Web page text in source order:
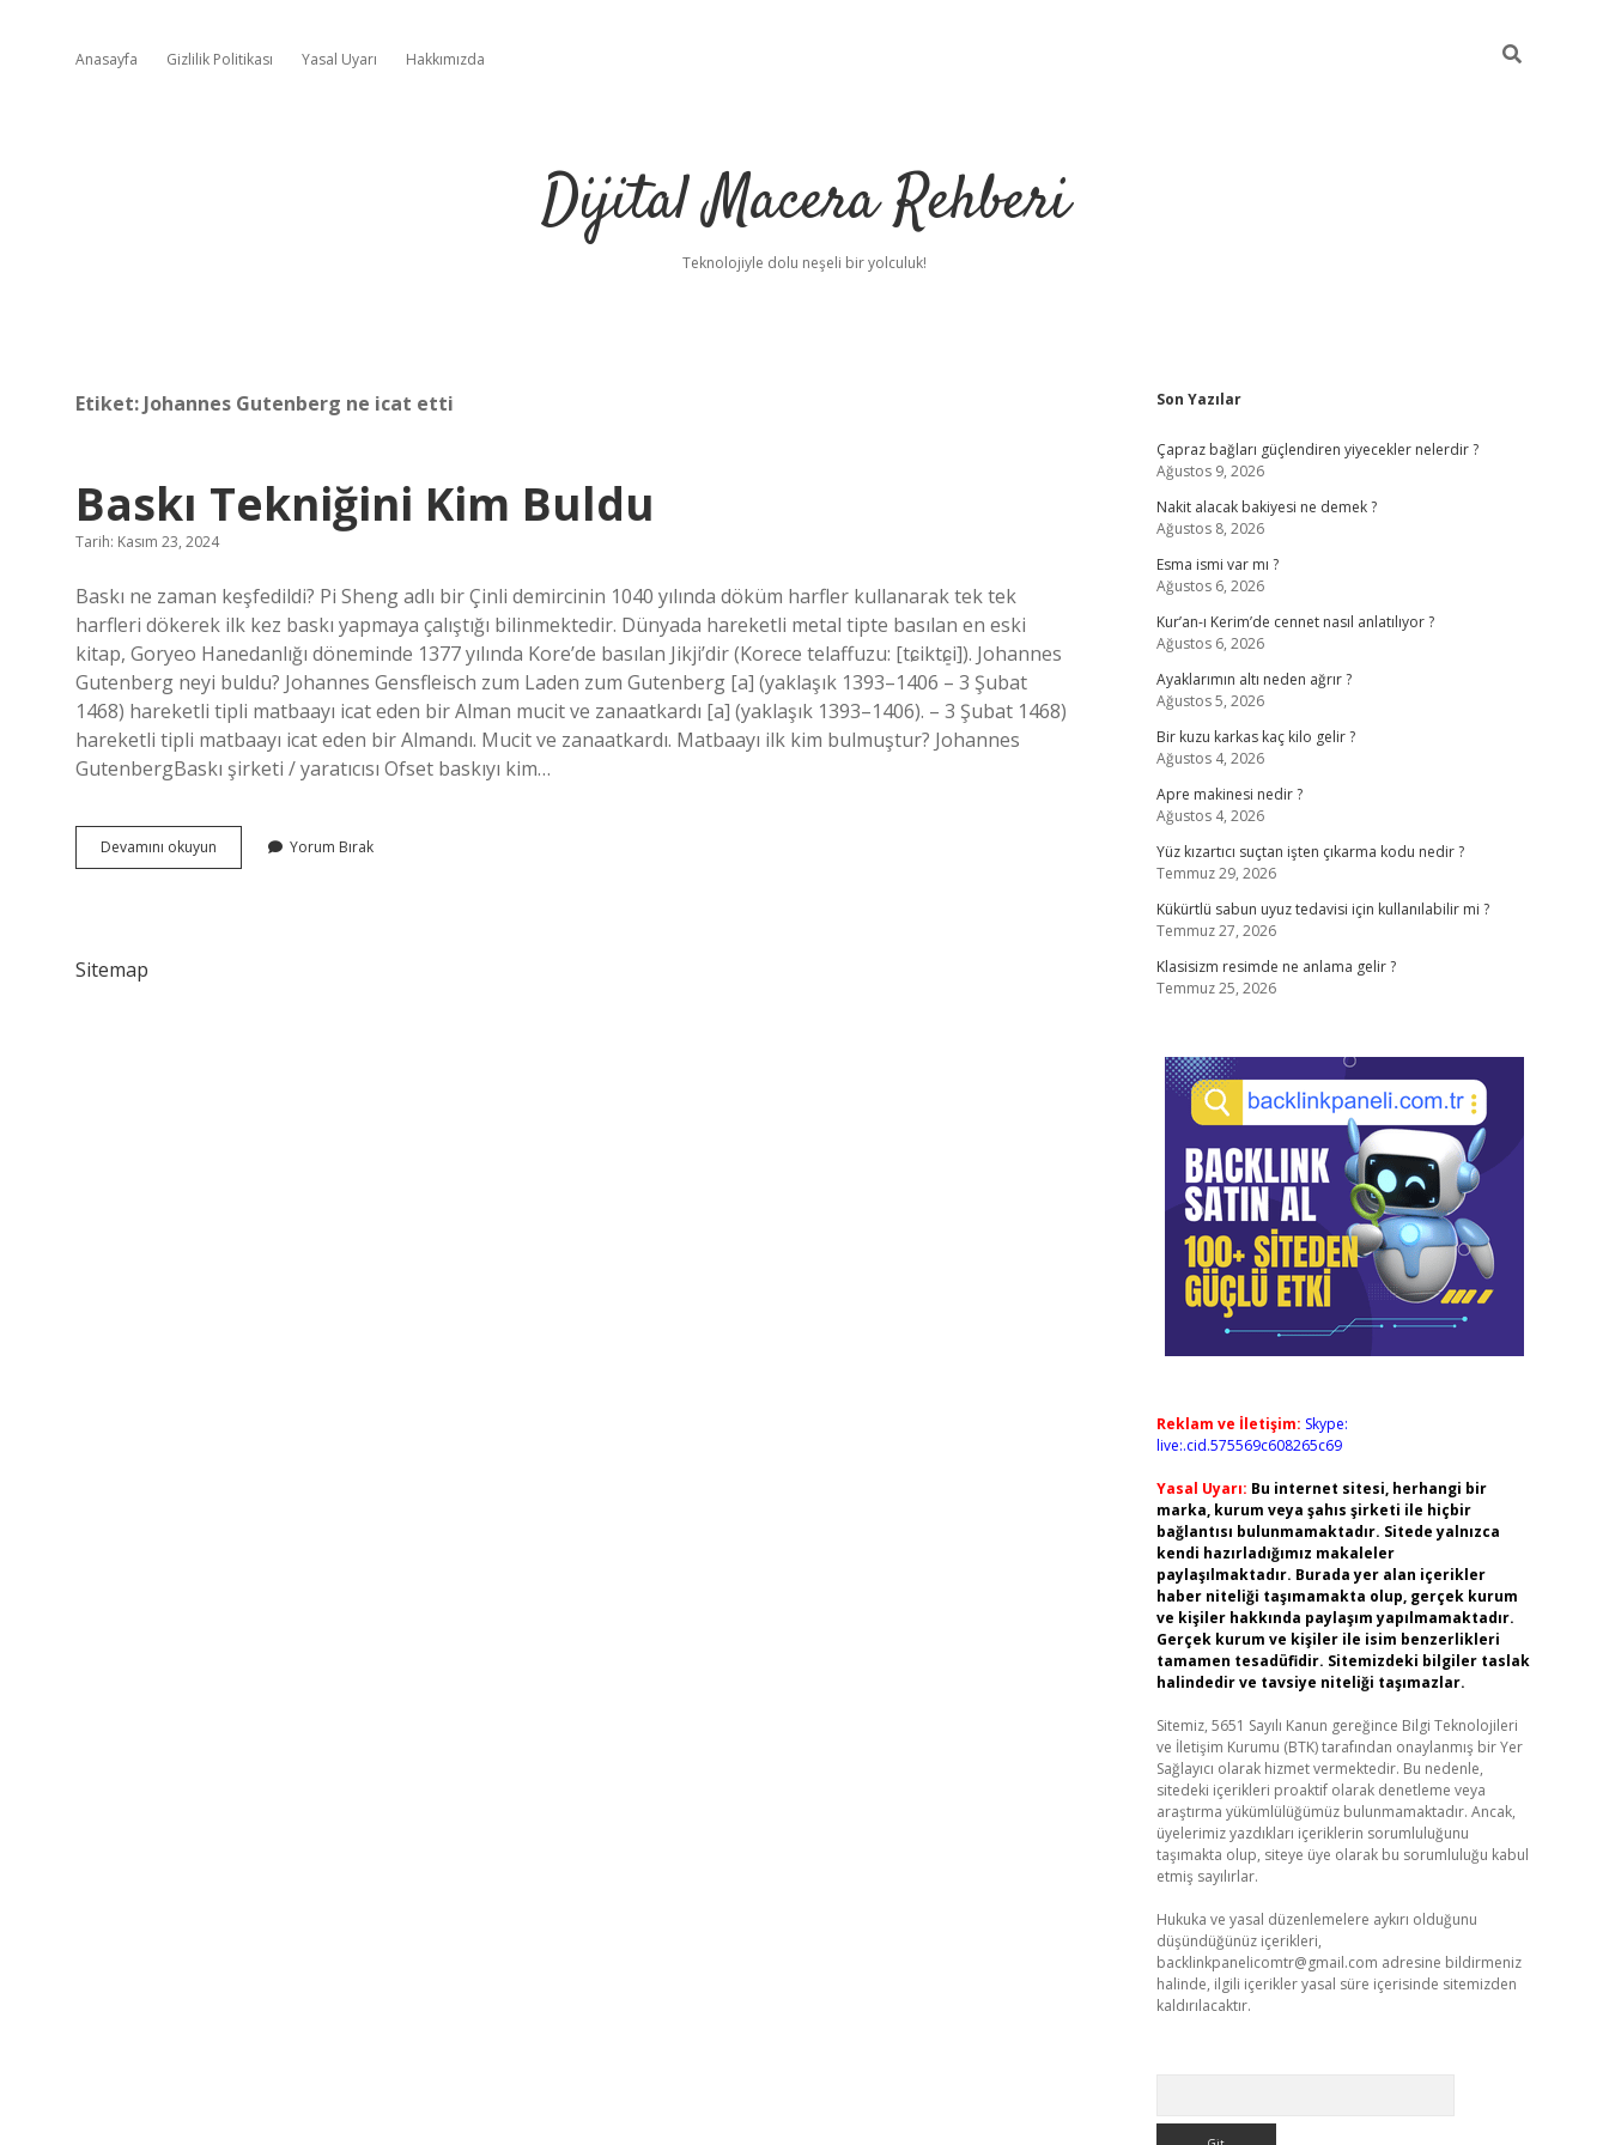
Anasayfa Gizlilik Politikası Yasal Uyarı Hakkımızda
Dijital Macera Rehberi
Teknolojiyle dolu neşeli bir yolculuk!
Etiket: Johannes Gutenberg ne icat etti
Baskı Tekniğini Kim Buldu
Tarih: Kasım 23, 2024
Baskı ne zaman keşfedildi? Pi Sheng adlı bir Çinli demircinin 1040 yılında döküm harfler kullanarak tek tek
harfleri dökerek ilk kez baskı yapmaya çalıştığı bilinmektedir. Dünyada hareketli metal tipte basılan en eski
kitap, Goryeo Hanedanlığı döneminde 1377 yılında Kore’de basılan Jikji’dir (Korece telaffuzu: [tɕiktɕ͈i]). Johannes
Gutenberg neyi buldu? Johannes Gensfleisch zum Laden zum Gutenberg [a] (yaklaşık 1393–1406 – 3 Şubat
1468) hareketli tipli matbaayı icat eden bir Alman mucit ve zanaatkardı [a] (yaklaşık 1393–1406). – 3 Şubat 1468)
hareketli tipli matbaayı icat eden bir Almandı. Mucit ve zanaatkardı. Matbaayı ilk kim bulmuştur? Johannes
GutenbergBaskı şirketi / yaratıcısı Ofset baskıyı kim…
Devamını okuyun
Tekniğini
Yorum Bırak
Sitemap
Sidebar
Son Yazılar
Çapraz bağları güçlendiren yiyecekler nelerdir ?
Ağustos 9, 2026
Nakit alacak bakiyesi ne demek ?
Ağustos 8, 2026
Esma ismi var mı ?
Ağustos 6, 2026
Kur’an-ı Kerim’de cennet nasıl anlatılıyor ?
Ağustos 6, 2026
Ayaklarımın altı neden ağrır ?
Ağustos 5, 2026
Bir kuzu karkas kaç kilo gelir ?
Ağustos 4, 2026
Apre makinesi nedir ?
Ağustos 4, 2026
Yüz kızartıcı suçtan işten çıkarma kodu nedir ?
Temmuz 29, 2026
Kükürtlü sabun uyuz tedavisi için kullanılabilir mi ?
Temmuz 27, 2026
Klasisizm resimde ne anlama gelir ?
Temmuz 25, 2026
Reklam ve İletişim: Skype:
live:.cid.575569c608265c69
Yasal Uyarı: Bu internet sitesi, herhangi bir
marka, kurum veya şahıs şirketi ile hiçbir
bağlantısı bulunmamaktadır. Sitede yalnızca
kendi hazırladığımız makaleler
paylaşılmaktadır. Burada yer alan içerikler
haber niteliği taşımamakta olup, gerçek kurum
ve kişiler hakkında paylaşım yapılmamaktadır.
Gerçek kurum ve kişiler ile isim benzerlikleri
tamamen tesadüfidir. Sitemizdeki bilgiler taslak
halindedir ve tavsiye niteliği taşımazlar.
Sitemiz, 5651 Sayılı Kanun gereğince Bilgi Teknolojileri
ve İletişim Kurumu (BTK) tarafından onaylanmış bir Yer
Sağlayıcı olarak hizmet vermektedir. Bu nedenle,
sitedeki içerikleri proaktif olarak denetleme veya
araştırma yükümlülüğümüz bulunmamaktadır. Ancak,
üyelerimiz yazdıkları içeriklerin sorumluluğunu
taşımakta olup, siteye üye olarak bu sorumluluğu kabul
etmiş sayılırlar.
Hukuka ve yasal düzenlemelere aykırı olduğunu
düşündüğünüz içerikleri,
backlinkpanelicomtr@gmail.com adresine bildirmeniz
halinde, ilgili içerikler yasal süre içerisinde sitemizden
kaldırılacaktır.